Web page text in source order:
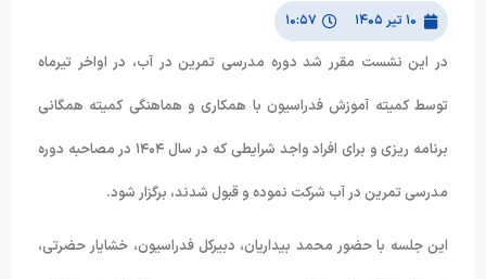
۱۰ تیر ۱۴۰۵ ۱۰:۵۷
در این نشست مقرر شد دوره مدرسی تمرین در آب، در اواخر تیرماه
توسط کمیته آموزش فدراسیون با همکاری و هماهنگی کمیته همگانی
برنامه ریزی و برای افراد واجد شرایطی که در سال ۱۴۰۴ در مصاحبه دوره
مدرسی تمرین در آب شرکت نموده و قبول شدند، برگزار شود.
این جلسه با حضور محمد بیداریان، دبیرکل فدراسیون، خشایار حضرتی،